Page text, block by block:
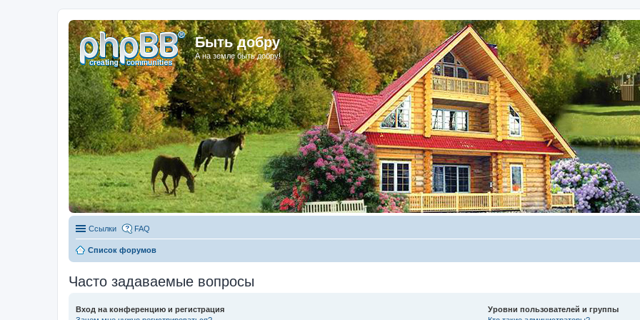
Быть добру
А на земле быть добру!
Ссылки FAQ
Список форумов
Часто задаваемые вопросы
Вход на конференцию и регистрация
Уровни пользователей и группы